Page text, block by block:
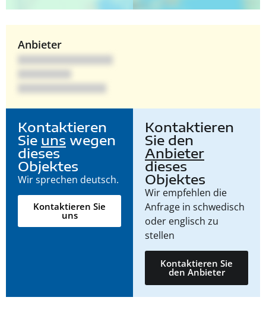
Anbieter
Kontaktieren
Sie uns wegen
dieses
Objektes
Wir sprechen deutsch.
Kontaktieren Sie
uns
Kontaktieren
Sie den
Anbieter
dieses
Objektes
Wir empfehlen die
Anfrage in schwedisch
oder englisch zu
stellen
Kontaktieren Sie
den Anbieter